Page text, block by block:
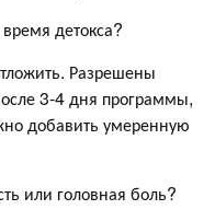
детокса?
Разрешены
3-4 дня программы,
добавить умеренную
или головная боль?